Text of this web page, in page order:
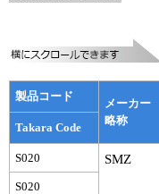
装置・ソフトウェア
テクニカルサポートラ
ラーニングセンター
リアルタイムPCR実験
製品コード
メーカー
略称
Takara Code
S020 SMZ
S020